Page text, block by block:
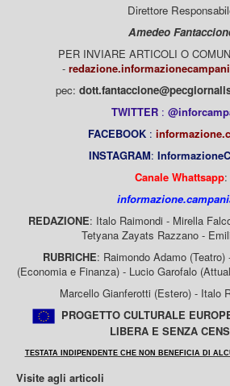
Direttore
Amedeo
PER INVIARE ARTICOLI O
-
pec:
TWITTER :
FACEBOOK :
INSTAGRAM:
Canale Whattsapp:
REDAZIONE: Italo Raimondi - Mirella
Tetyana Zayats Razzano -
RUBRICHE: Raimondo Adamo
(Economia e Finanza) - Lucio Garofalo
Marcello Gianferotti (Estero) - Italo
PROGETTO CULTURALE
LIBERA E SENZA
TESTATA INDIPENDENTE CHE NON BENEFICIA DI
Visite agli articoli